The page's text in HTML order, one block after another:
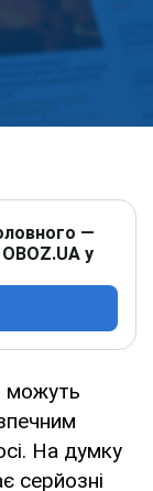
—
у
можуть
На думку
серйозні